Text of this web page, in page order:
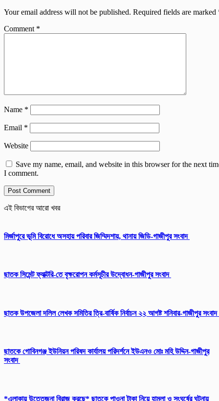
Your email address will not be published. Required fields are marked
Comment *
Name *
Email *
Website
Save my name, email, and website in this browser for the next
I comment.
এই বিভাগের আরো খবর
মির্জাপুরে ভূমি বিরোধে অসহায় পরিবার জিম্মিদশায়, থানায় জিডি-গাজীপুর সংবাদ
ছাতক সিমেন্ট ফ্যাক্টরি-তে বৃক্ষরোপন কর্মসূচীর উদ্বোধন-গাজীপুর সংবাদ
ছাতক উপজেলা দলিল লেখক সমিতির ত্রি-বার্ষিক নির্বাচন ২২ আগষ্ট শনিবার-গাজীপুর সংবাদ
ছাতকে গোবিনগঞ্জ ইউনিয়ন পরিষদ কার্যালয় পরিদর্শনে ইউএনও মোঃ মহি উদ্দিন-গাজীপুর
সংবাদ
*এলাকায় উত্তেজনা বিরাজ করছে* ছাতকে পাওনা টাকা নিয়ে হামলা ও সংঘর্ষের ঘটনায়